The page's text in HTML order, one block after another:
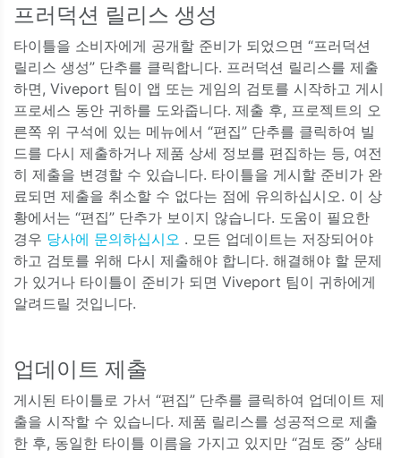
프러덕션 릴리스 생성
타이틀을 소비자에게 공개할 준비가 되었으면 “프러덕션
릴리스 생성” 단추를 클릭합니다. 프러덕션 릴리스를 제출
하면, Viveport 팀이 앱 또는 게임의 검토를 시작하고 게시
프로세스 동안 귀하를 도와줍니다. 제출 후, 프로젝트의 오
른쪽 위 구석에 있는 메뉴에서 “편집” 단추를 클릭하여 빌
드를 다시 제출하거나 제품 상세 정보를 편집하는 등, 여전
히 제출을 변경할 수 있습니다. 타이틀을 게시할 준비가 완
료되면 제출을 취소할 수 없다는 점에 유의하십시오. 이 상
황에서는 “편집” 단추가 보이지 않습니다. 도움이 필요한
경우 당사에 문의하십시오 . 모든 업데이트는 저장되어야
하고 검토를 위해 다시 제출해야 합니다. 해결해야 할 문제
가 있거나 타이틀이 준비가 되면 Viveport 팀이 귀하에게
알려드릴 것입니다.
업데이트 제출
게시된 타이틀로 가서 “편집” 단추를 클릭하여 업데이트 제
출을 시작할 수 있습니다. 제품 릴리스를 성공적으로 제출
한 후, 동일한 타이틀 이름을 가지고 있지만 “검토 중” 상태